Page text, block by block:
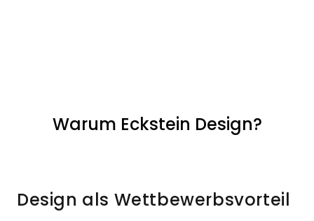
Warum Eckstein Design?
Design als Wettbewerbsvorteil